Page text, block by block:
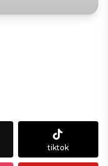
tiktok